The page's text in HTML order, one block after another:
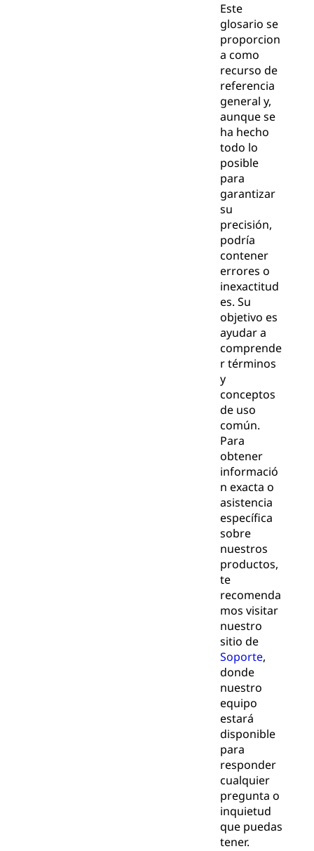
Este
glosario se
proporcion
a como
recurso de
referencia
general y,
aunque se
ha hecho
todo lo
posible
para
garantizar
su
precisión,
podría
contener
errores o
inexactitud
es. Su
objetivo es
ayudar a
comprende
r términos
y
conceptos
de uso
común.
Para
obtener
informació
n exacta o
asistencia
específica
sobre
nuestros
productos,
te
recomenda
mos visitar
nuestro
sitio de
Soporte,
donde
nuestro
equipo
estará
disponible
para
responder
cualquier
pregunta o
inquietud
que puedas
tener.